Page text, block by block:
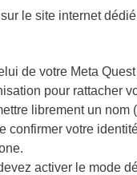
le site internet dédié
de votre Meta
pour rattacher
librement un
confirmer votre
activer le mode